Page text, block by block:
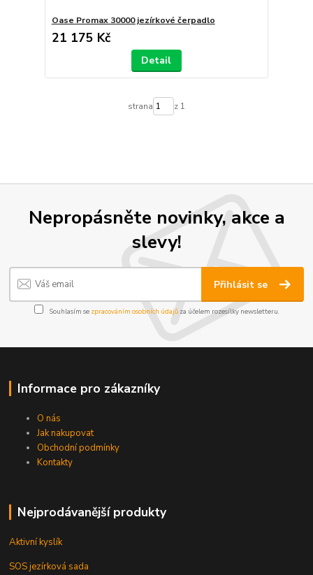
Oase Promax 30000 jezírkové čerpadlo
21 175 Kč
Detail
strana z 1
Nepropásněte novinky, akce a
slevy!
Přihlásit se
Souhlasím se zpracováním osobních údajůza účelem rozesílky newsletteru.
Informace pro zákazníky
O nás
Jak nakupovat
Obchodní podmínky
Kontakty
Nejprodávanější produkty
Aktivní kyslík
SOS jezírková sada